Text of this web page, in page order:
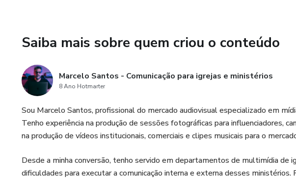
Saiba mais sobre quem criou o conteúdo
Marcelo Santos - Comunicação para igrejas e ministérios
8 Ano Hotmarter
Sou Marcelo Santos, profissional do mercado audiovisual especializado em
Tenho experiência na produção de sessões fotográficas para influenciadores,
na produção de vídeos institucionais, comerciais e clipes musicais para o
Desde a minha conversão, tenho servido em departamentos de multimídia de
dificuldades para executar a comunicação interna e externa desses ministérios.